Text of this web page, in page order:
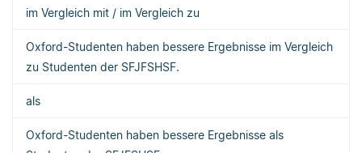
im Vergleich mit / im Vergleich zu
Oxford-Studenten haben bessere Ergebnisse im Vergleich
zu Studenten der SFJFSHSF.
als
Oxford-Studenten haben bessere Ergebnisse als